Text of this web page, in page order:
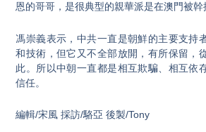
恩的哥哥，是很典型的親華派是在澳門被幹
馮崇義表示，中共一直是朝鮮的主要支持
和技術，但它又不全部放開，有所保留，
此。所以中朝一直都是相互欺騙、相互依
信任。
編輯/宋風 採訪/駱亞 後製/Tony